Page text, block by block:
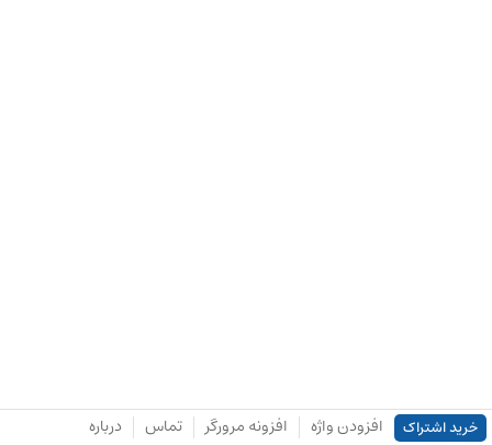
خرید اشتراک افزودن واژه افزونه مرورگر تماس درباره